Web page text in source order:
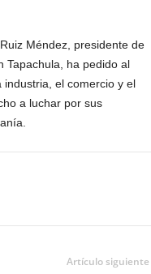
Méndez, presidente de
Tapachula, ha pedido al
el comercio y el
a luchar por sus
Artículo siguiente